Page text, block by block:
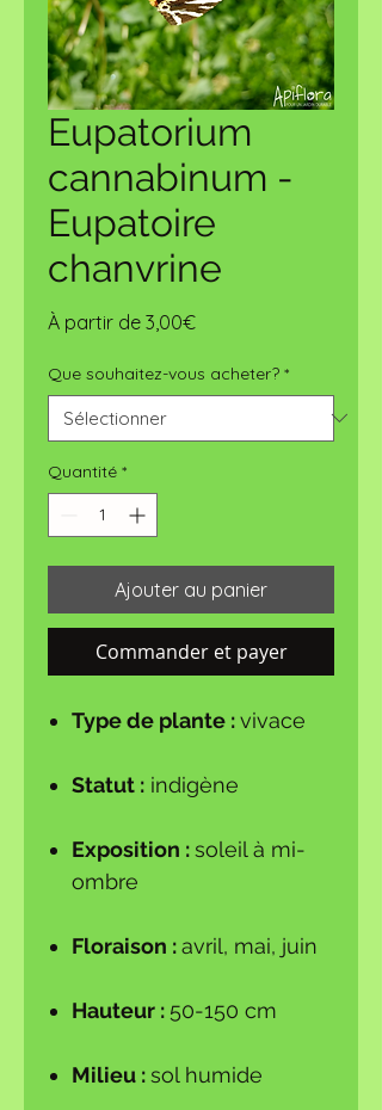
Eupatorium
cannabinum -
Eupatoire
chanvrine
À partir de 3,00€Prix
Que souhaitez-vous acheter? *
Quantité *
Ajouter au panier
Commander et payer
Type de plante :vivace
Statut : indigène
Exposition :soleil à mi-
ombre
Floraison :avril, mai, juin
Hauteur : 50-150 cm
Milieu :sol humide